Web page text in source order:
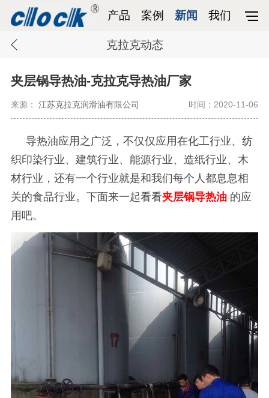
产品 案例 新闻 我们
克拉克动态
夹层锅导热油-克拉克导热油厂家
来源： 江苏克拉克润滑油有限公司 时间：2020-11-06
导热油应用之广泛，不仅仅应用在化工行业、纺
织印染行业、建筑行业、能源行业、造纸行业、木
材行业，还有一个行业就是和我们每个人都息息相
关的食品行业。下面来一起看看夹层锅导热油 的应
用吧。